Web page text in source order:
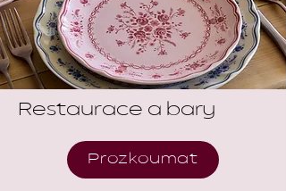
Restaurace a bary
Prozkoumat